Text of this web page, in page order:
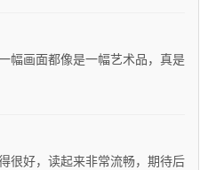
幅画面都像是一幅艺术品，真是
很好，读起来非常流畅，期待后